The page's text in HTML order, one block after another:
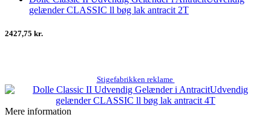
gelænder CLASSIC ll bøg lak antracit 2T
2427,75 kr.
Stigefabrikken reklame
Mere information